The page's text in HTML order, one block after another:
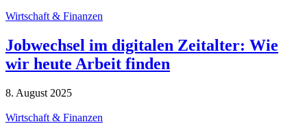
Wirtschaft & Finanzen
Jobwechsel im digitalen Zeitalter: Wie
wir heute Arbeit finden
8. August 2025
Wirtschaft & Finanzen